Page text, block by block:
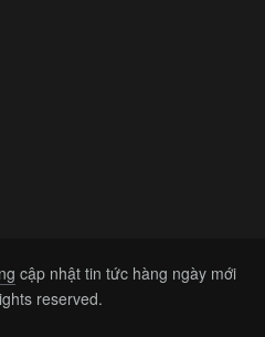
cập nhật tin tức hàng ngày mới
reserved.